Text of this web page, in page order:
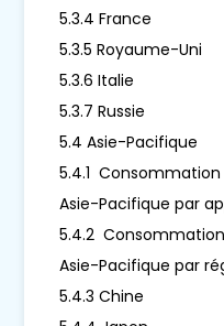
5.3.4 France
5.3.5 Royaume-Uni
5.3.6 Italie
5.3.7 Russie
5.4 Asie-Pacifique
5.4.1
Asie-Pacifique par
5.4.2
Asie-Pacifique par
5.4.3 Chine